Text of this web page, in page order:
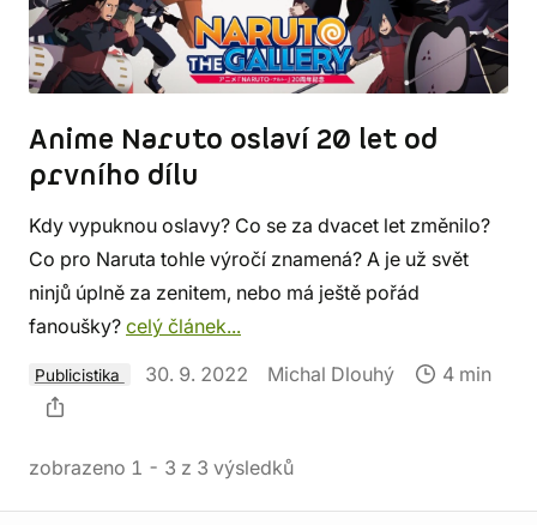
Anime Naruto oslaví 20 let od
prvního dílu
Kdy vypuknou oslavy? Co se za dvacet let změnilo?
Co pro Naruta tohle výročí znamená? A je už svět
ninjů úplně za zenitem, nebo má ještě pořád
fanoušky? celý článek...
Publicistika 30. 9. 2022 Michal Dlouhý 4 min
zobrazeno 1 - 3 z 3 výsledků